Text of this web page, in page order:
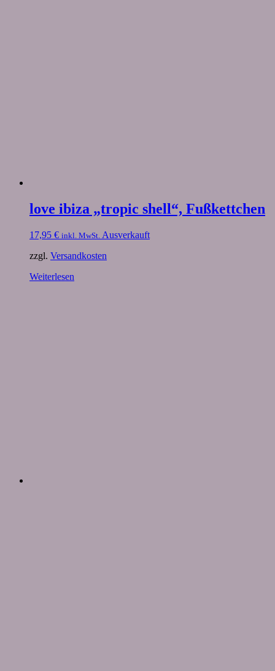
love ibiza „tropic shell“, Fußkettchen
17,95 € inkl. MwSt. Ausverkauft
zzgl. Versandkosten
Weiterlesen